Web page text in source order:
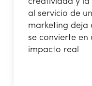
al servicio de
marketing deja
se convierte en
impacto real